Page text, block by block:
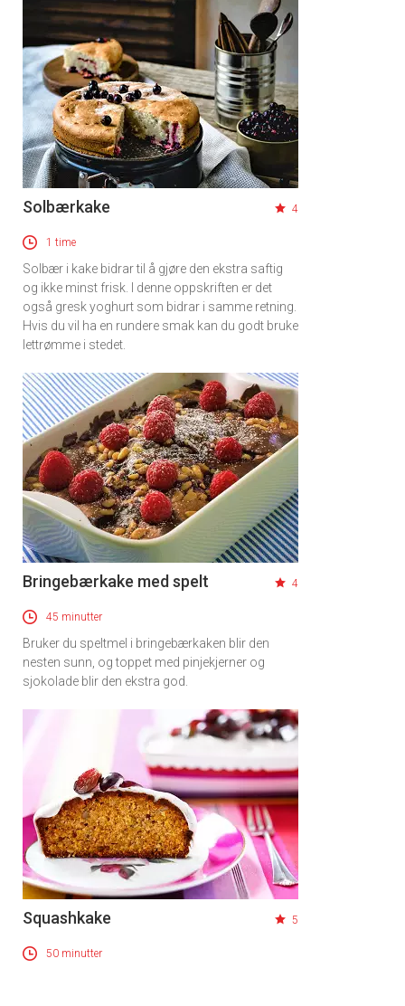
Få ukentlige nyhetsbrev fra
Apéritif
Vi tilbyr flere ukentlige nyhetsbrev. Du
kan fritt velge hvilke du ønsker å få
tilsendt.
Registrer deg
Solbærkake 4
1 time
Solbær i kake bidrar til å gjøre den ekstra saftig
og ikke minst frisk. I denne oppskriften er det
også gresk yoghurt som bidrar i samme retning.
Hvis du vil ha en rundere smak kan du godt bruke
lettrømme i stedet.
Bringebærkake med spelt 4
45 minutter
Bruker du speltmel i bringebærkaken blir den
nesten sunn, og toppet med pinjekjerner og
sjokolade blir den ekstra god.
Squashkake 5
50 minutter